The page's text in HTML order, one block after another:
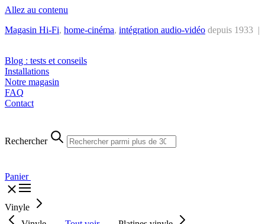
Allez au contenu
Magasin Hi-Fi, home-cinéma, intégration audio-vidéo depuis 1933 |
Blog : tests et conseils
Installations
Notre magasin
FAQ
Contact
Rechercher
Panier
Vinyle